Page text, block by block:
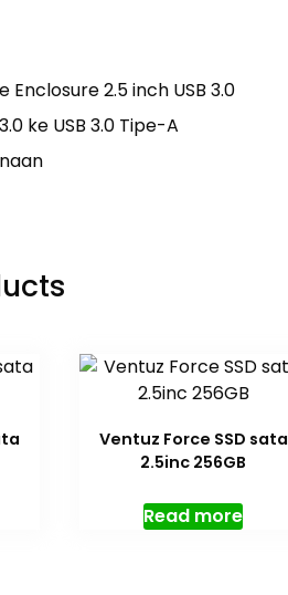
Enclosure 2.5 inch USB 3.0
ke USB 3.0 Tipe-A
Ventuz Force SSD sata
2.5inc 256GB
Read more